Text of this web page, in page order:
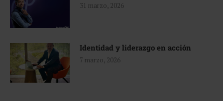
31 marzo, 2026
Identidad y liderazgo en acción
7 marzo, 2026